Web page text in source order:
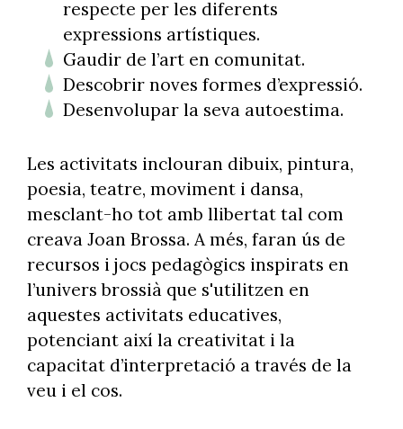
respecte per les diferents
expressions artístiques.
Gaudir de l’art en comunitat.
Descobrir noves formes d’expressió.
Desenvolupar la seva autoestima.
Les activitats inclouran dibuix, pintura,
poesia, teatre, moviment i dansa,
mesclant-ho tot amb llibertat tal com
creava Joan Brossa. A més, faran ús de
recursos i jocs pedagògics inspirats en
l’univers brossià que s'utilitzen en
aquestes activitats educatives,
potenciant així la creativitat i la
capacitat d’interpretació a través de la
veu i el cos.